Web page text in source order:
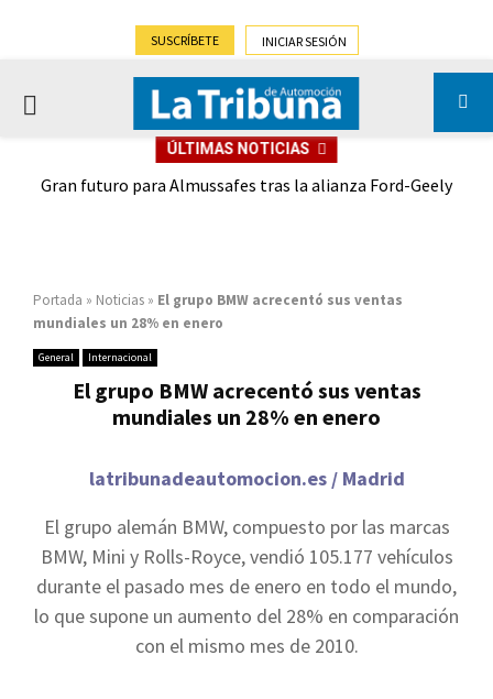
SUSCRÍBETE INICIAR SESIÓN
PRIMARY
ÚLTIMAS NOTICIAS
Gran futuro para Almussafes tras la alianza Ford-Geely
Portada » Noticias » El grupo BMW acrecentó sus ventas
mundiales un 28% en enero
General Internacional
El grupo BMW acrecentó sus ventas
mundiales un 28% en enero
latribunadeautomocion.es / Madrid
El grupo alemán BMW, compuesto por las marcas
BMW, Mini y Rolls-Royce, vendió 105.177 vehículos
durante el pasado mes de enero en todo el mundo,
lo que supone un aumento del 28% en comparación
con el mismo mes de 2010.